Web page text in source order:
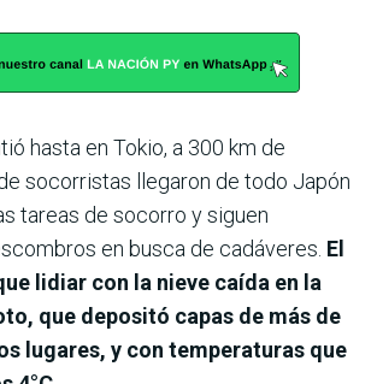
hasta en Tokio, a 300 km de
socorristas llegaron de todo Japón
tareas de socorro y siguen
en busca de cadáveres. El
lidiar con la nieve caída en la
que depositó capas de más de
lugares, y con temperaturas que